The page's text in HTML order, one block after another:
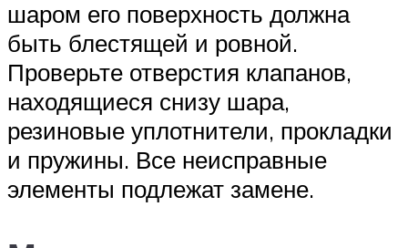
шаром его поверхность должна
быть блестящей и ровной.
Проверьте отверстия клапанов,
находящиеся снизу шара,
резиновые уплотнители, прокладки
и пружины. Все неисправные
элементы подлежат замене.